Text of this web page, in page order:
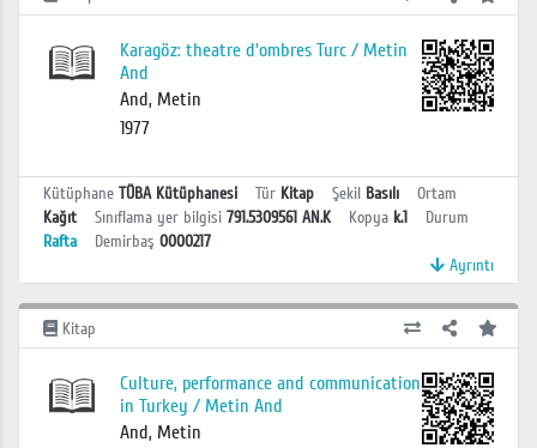
Karagöz: theatre d'ombres Turc / Metin
And
And, Metin
1977
Kütüphane TÜBA Kütüphanesi Tür Kitap Şekil Basılı
Ortam
Kağıt
Sınıflama yer bilgisi 791.5309561 AN.K Kopya k.1
Durum
Rafta
Demirbaş 0000217
Ayrıntı
Kitap
Culture, performance and communication
in Turkey / Metin And
And, Metin